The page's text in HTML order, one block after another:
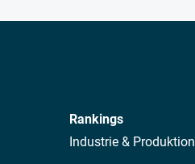
Rankings
Industrie & Produktion